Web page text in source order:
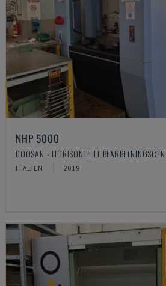
NHP 5000
DOOSAN - HORISONTELLT
ITALIEN 2019